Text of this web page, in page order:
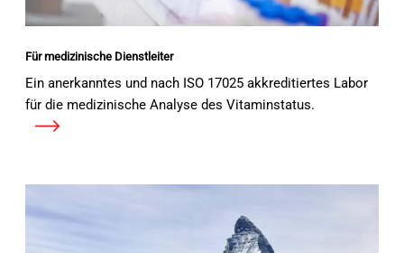
Für medizinische Dienstleiter
Ein anerkanntes und nach ISO 17025 akkreditiertes Labor
für die medizinische Analyse des Vitaminstatus.
Mehr erfahren